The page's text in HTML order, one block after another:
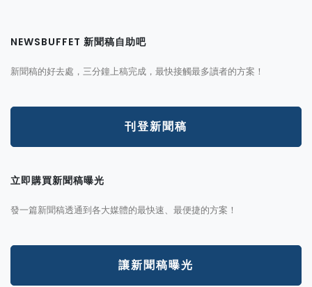
NEWSBUFFET 新聞稿自助吧
新聞稿的好去處，三分鐘上稿完成，最快接觸最多讀者的方案！
刊登新聞稿
立即購買新聞稿曝光
發一篇新聞稿透通到各大媒體的最快速、最便捷的方案！
讓新聞稿曝光